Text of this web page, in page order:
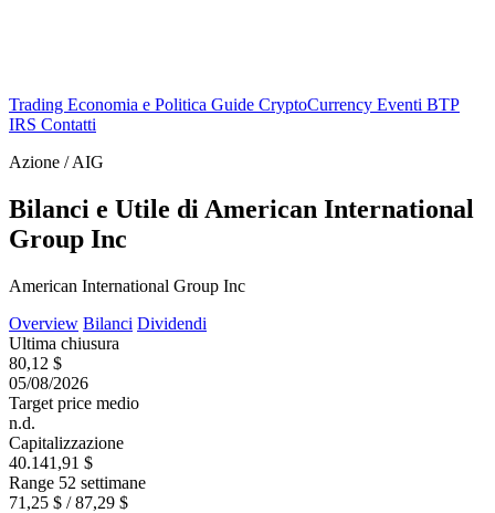
Trading Economia e Politica Guide CryptoCurrency Eventi BTP
IRS Contatti
Azione / AIG
Bilanci e Utile di American International
Group Inc
American International Group Inc
Overview Bilanci Dividendi
Ultima chiusura
80,12 $
05/08/2026
Target price medio
n.d.
Capitalizzazione
40.141,91 $
Range 52 settimane
71,25 $ / 87,29 $